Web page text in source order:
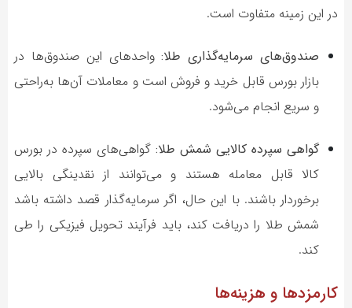
در این زمینه متفاوت است.
صندوق‌های سرمایه‌گذاری طلا:واحدهای این صندوق‌ها در
بازار بورس قابل خرید و فروش است و معاملات آن‌ها به‌راحتی
و سریع انجام می‌شود.
گواهی سپرده کالایی شمش طلا: گواهی‌های سپرده در بورس
کالا قابل معامله هستند و می‌توانند از نقدینگی بالایی
برخوردار باشند. با این حال، اگر سرمایه‌گذار قصد داشته باشد
شمش طلا را دریافت کند، باید فرآیند تحویل فیزیکی را طی
کند.
کارمزدها و هزینه‌ها